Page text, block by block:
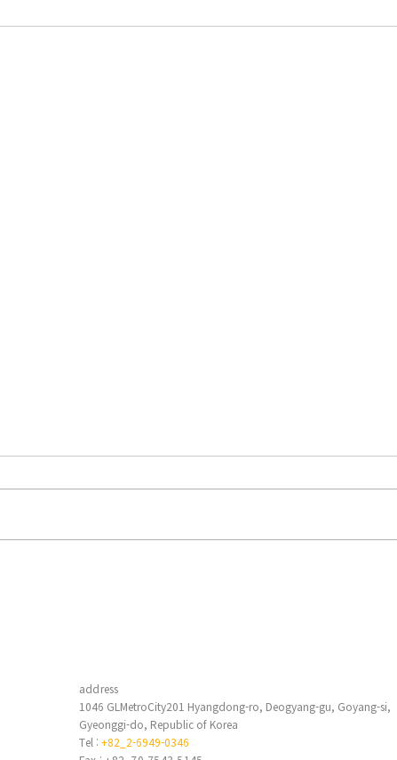
address
1046 GLMetroCity201 Hyangdong-ro, Deogyang-gu, Goyang-si,
Gyeonggi-do, Republic of Korea
Tel : +82_2-6949-0346